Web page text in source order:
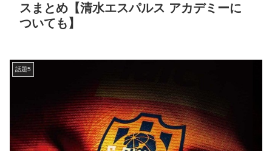
スまとめ【清水エスパルス アカデミーに
ついても】
話題5